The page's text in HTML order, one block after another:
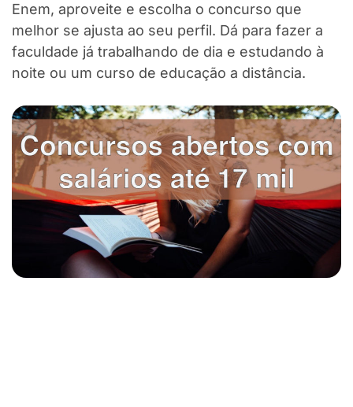
Enem, aproveite e escolha o concurso que
melhor se ajusta ao seu perfil. Dá para fazer a
faculdade já trabalhando de dia e estudando à
noite ou um curso de educação a distância.